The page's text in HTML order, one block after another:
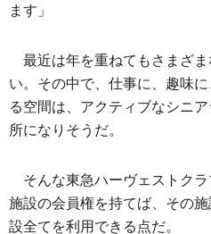
ます」
最近は年を重ねてもさまざ
い。その中で、仕事に、趣味
る空間は、アクティブなシニ
所になりそうだ。
そんな東急ハーヴェストク
施設の会員権を持てば、その
設全てを利用できる点だ。